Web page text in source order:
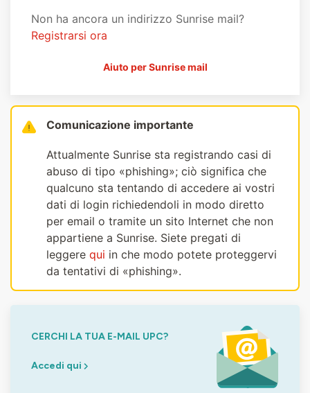
Non ha ancora un indirizzo Sunrise mail?
Registrarsi ora
Aiuto per Sunrise mail
Comunicazione importante
Attualmente Sunrise sta registrando casi di
abuso di tipo «phishing»; ciò significa che
qualcuno sta tentando di accedere ai vostri
dati di login richiedendoli in modo diretto
per email o tramite un sito Internet che non
appartiene a Sunrise. Siete pregati di
leggere qui in che modo potete proteggervi
da tentativi di «phishing».
CERCHI LA TUA E-MAIL UPC?
Accedi qui